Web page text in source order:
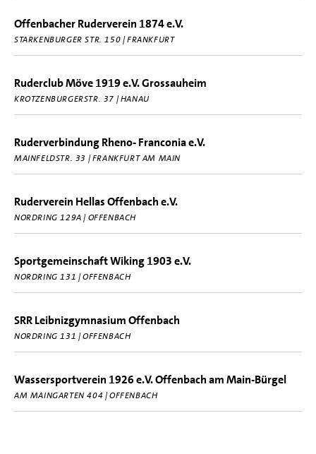
Offenbacher Ruderverein 1874 e.V.
STARKENBURGER STR. 150 | FRANKFURT
Ruderclub Möve 1919 e.V. Grossauheim
KROTZENBURGERSTR. 37 | HANAU
Ruderverbindung Rheno- Franconia e.V.
MAINFELDSTR. 33 | FRANKFURT AM MAIN
Ruderverein Hellas Offenbach e.V.
NORDRING 129A | OFFENBACH
Sportgemeinschaft Wiking 1903 e.V.
NORDRING 131 | OFFENBACH
SRR Leibnizgymnasium Offenbach
NORDRING 131 | OFFENBACH
Wassersportverein 1926 e.V. Offenbach am Main-Bürgel
AM MAINGARTEN 404 | OFFENBACH